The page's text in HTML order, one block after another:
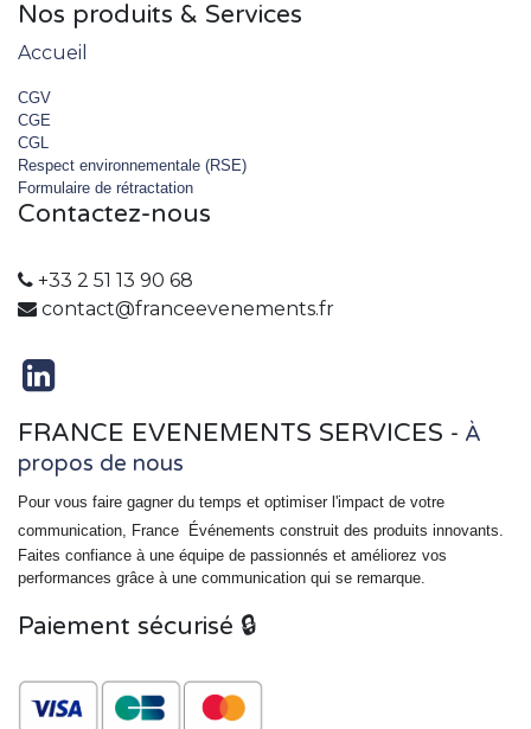
Nos produits & Services
Accueil
CGV
CGE
CGL
Respect environnementale (RSE)
Formulaire de rétractation
Contactez-nous
+33 2 51 13 90 68
contact@franceevenements.fr
FRANCE EVENEMENTS SERVICES - À
propos de nous
Pour vous faire gagner du temps et optimiser l'impact de votre
communication, France
Événements construit des produits innovants.
Faites confiance à une équipe de passionnés et améliorez vos
performances grâce à une communication qui se remarque.
Paiement sécurisé 🔒